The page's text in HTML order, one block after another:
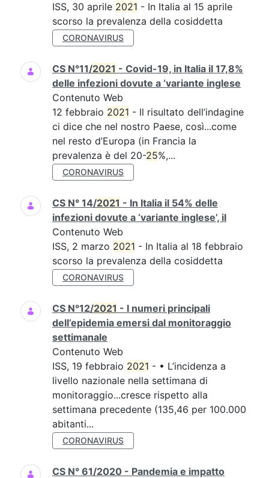
ISS, 30 aprile 2021 - In Italia al 15 aprile
scorso la prevalenza della cosiddetta
CORONAVIRUS
CS N°11/2021 - Covid-19, in Italia il 17,8%
delle infezioni dovute a ‘variante inglese
Contenuto Web
12 febbraio 2021 - Il risultato dell’indagine
ci dice che nel nostro Paese, così...come
nel resto d’Europa (in Francia la
prevalenza è del 20-25%,...
CORONAVIRUS
CS N° 14/2021 - In Italia il 54% delle
infezioni dovute a ‘variante inglese’, il
Contenuto Web
ISS, 2 marzo 2021 - In Italia al 18 febbraio
scorso la prevalenza della cosiddetta
CORONAVIRUS
CS N°12/2021 - I numeri principali
dell’epidemia emersi dal monitoraggio
settimanale
Contenuto Web
ISS, 19 febbraio 2021 - • L’incidenza a
livello nazionale nella settimana di
monitoraggio...cresce rispetto alla
settimana precedente (135,46 per 100.000
abitanti...
CORONAVIRUS
CS N° 61/2020 - Pandemia e impatto